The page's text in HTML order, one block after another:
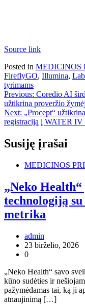
Source link
Posted in MEDICINOS
FireflyGO, Illumina,
tyrimams
Navigacija
tarp
įrašų
Previous: Coredio AI
užtikrina proveržio
Next: „Procept“
registraciją į WATER IV
Susiję įrašai
MEDICINOS
„Neko
technologiją
metrika
admin
23 birželio, 2026
0
„Neko Health“ savo
kūno sudėties ir
pažymėdamas tai, ką ji
atnaujinimą […]